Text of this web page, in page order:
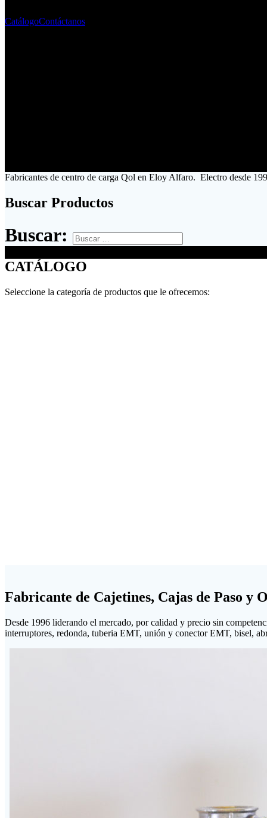
CatálogoContáctanos
Fabricantes de centro de carga Qol en Eloy Alfaro. Electro desde
Buscar Productos
Buscar:
CATÁLOGO
Seleccione la categoría de productos que le ofrecemos:
Fabricante de Cajetines, Cajas de Paso
Desde 1996 liderando el mercado, por calidad y precio sin
interruptores, redonda, tuberia EMT, unión y conector EMT, bisel,